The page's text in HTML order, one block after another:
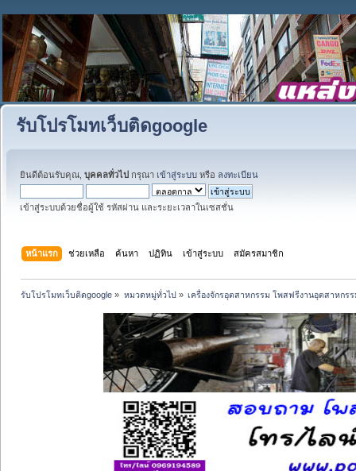
รับโปรโมทเว็บติดgoogle
ยินดีต้อนรับคุณ, บุคคลทั่วไป กรุณา เข้าสู่ระบบ หรือ ลงทะเบียน
เข้าสู่ระบบด้วยชื่อผู้ใช้ รหัสผ่าน และระยะเวลาในเซสชั่น
หน้าแรก ช่วยเหลือ ค้นหา ปฏิทิน เข้าสู่ระบบ สมัครสมาชิก
รับโปรโมทเว็บติดgoogle » หมวดหมู่ทั่วไป» เครื่องจักรอุตสาหกรรม โพสฟรีงานอุตสาหกร